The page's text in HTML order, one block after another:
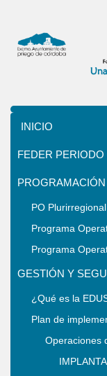
INICIO
FEDER PERIODO
PROGRAMACIÓN
PO
Programa
Programa
GESTIÓN Y
¿Qué es la
Plan de
Operaciones